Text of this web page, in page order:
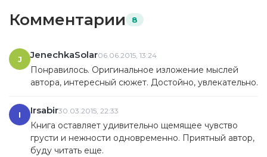
Комментарии 8
J JenechkaSolar06.06.2015, 13:24
Понравилось. Оригинальное изложение мыслей
автора, интересный сюжет. Достойно, увлекательно.
I Irsabir30.03.2015, 22:33
Книга оставляет удивительно щемящее чувство
грусти и нежности одновременно. Приятный автор,
буду читать еще.